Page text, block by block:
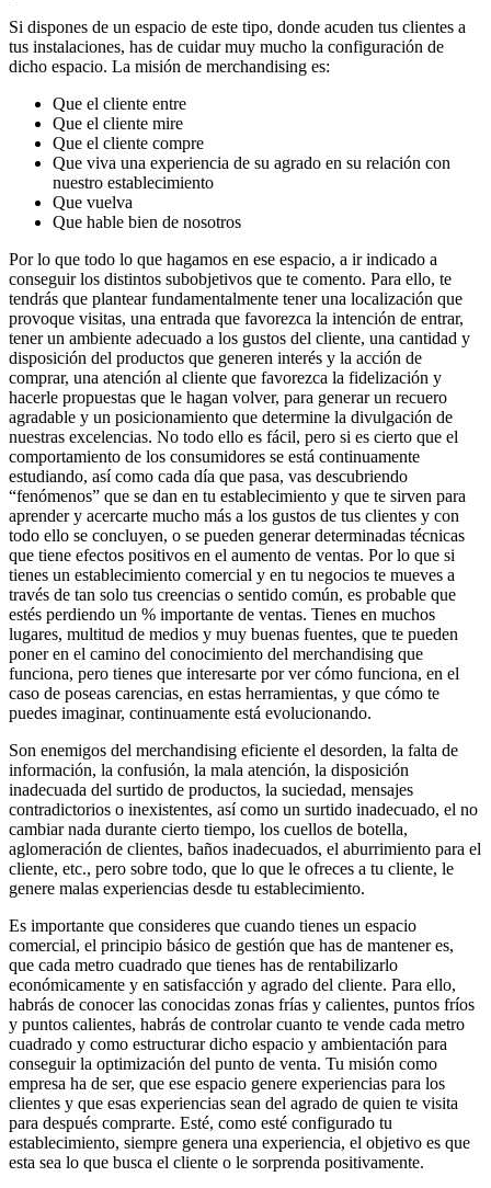
Si dispones de un espacio de este tipo, donde acuden tus clientes a
tus instalaciones, has de cuidar muy mucho la configuración de
dicho espacio. La misión de merchandising es:
Que el cliente entre
Que el cliente mire
Que el cliente compre
Que viva una experiencia de su agrado en su relación con
nuestro establecimiento
Que vuelva
Que hable bien de nosotros
Por lo que todo lo que hagamos en ese espacio, a ir indicado a
conseguir los distintos subobjetivos que te comento. Para ello, te
tendrás que plantear fundamentalmente tener una localización que
provoque visitas, una entrada que favorezca la intención de entrar,
tener un ambiente adecuado a los gustos del cliente, una cantidad y
disposición del productos que generen interés y la acción de
comprar, una atención al cliente que favorezca la fidelización y
hacerle propuestas que le hagan volver, para generar un recuero
agradable y un posicionamiento que determine la divulgación de
nuestras excelencias. No todo ello es fácil, pero si es cierto que el
comportamiento de los consumidores se está continuamente
estudiando, así como cada día que pasa, vas descubriendo
“fenómenos” que se dan en tu establecimiento y que te sirven para
aprender y acercarte mucho más a los gustos de tus clientes y con
todo ello se concluyen, o se pueden generar determinadas técnicas
que tiene efectos positivos en el aumento de ventas. Por lo que si
tienes un establecimiento comercial y en tu negocios te mueves a
través de tan solo tus creencias o sentido común, es probable que
estés perdiendo un % importante de ventas. Tienes en muchos
lugares, multitud de medios y muy buenas fuentes, que te pueden
poner en el camino del conocimiento del merchandising que
funciona, pero tienes que interesarte por ver cómo funciona, en el
caso de poseas carencias, en estas herramientas, y que cómo te
puedes imaginar, continuamente está evolucionando.
Son enemigos del merchandising eficiente el desorden, la falta de
información, la confusión, la mala atención, la disposición
inadecuada del surtido de productos, la suciedad, mensajes
contradictorios o inexistentes, así como un surtido inadecuado, el no
cambiar nada durante cierto tiempo, los cuellos de botella,
aglomeración de clientes, baños inadecuados, el aburrimiento para el
cliente, etc., pero sobre todo, que lo que le ofreces a tu cliente, le
genere malas experiencias desde tu establecimiento.
Es importante que consideres que cuando tienes un espacio
comercial, el principio básico de gestión que has de mantener es,
que cada metro cuadrado que tienes has de rentabilizarlo
económicamente y en satisfacción y agrado del cliente. Para ello,
habrás de conocer las conocidas zonas frías y calientes, puntos fríos
y puntos calientes, habrás de controlar cuanto te vende cada metro
cuadrado y como estructurar dicho espacio y ambientación para
conseguir la optimización del punto de venta. Tu misión como
empresa ha de ser, que ese espacio genere experiencias para los
clientes y que esas experiencias sean del agrado de quien te visita
para después comprarte. Esté, como esté configurado tu
establecimiento, siempre genera una experiencia, el objetivo es que
esta sea lo que busca el cliente o le sorprenda positivamente.